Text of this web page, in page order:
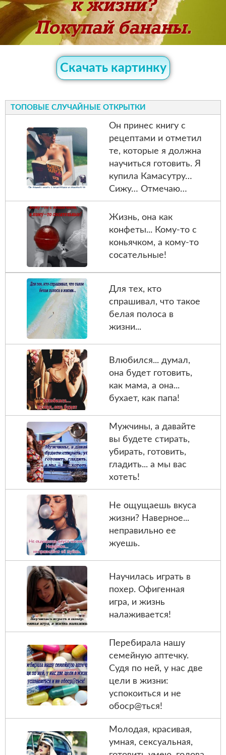
Скачать картинку
ТОПОВЫЕ СЛУЧАЙНЫЕ ОТКРЫТКИ
Он принес книгу с
рецептами и отметил
те, которые я должна
научиться готовить. Я
купила Камасутру…
Сижу… Отмечаю…
Жизнь, она как
конфеты... Кому-то с
коньячком, а кому-то
сосательные!
Для тех, кто
спрашивал, что такое
белая полоса в
жизни...
Влюбился... думал,
она будет готовить,
как мама, а она...
бухает, как папа!
Мужчины, а давайте
вы будете стирать,
убирать, готовить,
гладить... а мы вас
хотеть!
Не ощущаешь вкуса
жизни? Наверное...
неправильно ее
жуешь.
Научилась играть в
похер. Офигенная
игра, и жизнь
налаживается!
Перебирала нашу
семейную аптечку.
Судя по ней, у нас две
цели в жизни:
успокоиться и не
обоср@ться!
Молодая, красивая,
умная, сексуальная,